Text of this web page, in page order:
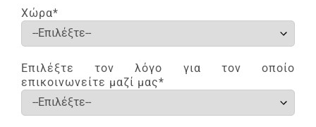
Χώρα*
Επιλέξτε τον λόγο για τον οποίο
επικοινωνείτε μαζί μας*